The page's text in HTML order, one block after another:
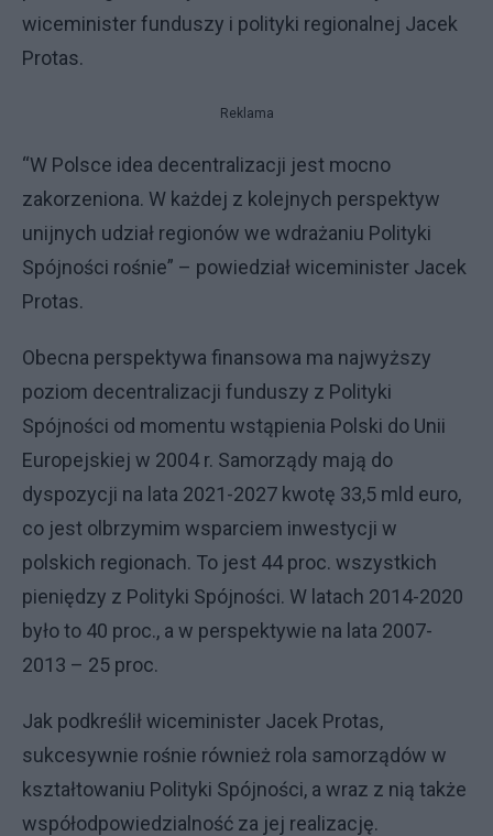
wiceminister funduszy i polityki regionalnej Jacek
Protas.
Reklama
“W Polsce idea decentralizacji jest mocno
zakorzeniona. W każdej z kolejnych perspektyw
unijnych udział regionów we wdrażaniu Polityki
Spójności rośnie” – powiedział wiceminister Jacek
Protas.
Obecna perspektywa finansowa ma najwyższy
poziom decentralizacji funduszy z Polityki
Spójności od momentu wstąpienia Polski do Unii
Europejskiej w 2004 r. Samorządy mają do
dyspozycji na lata 2021-2027 kwotę 33,5 mld euro,
co jest olbrzymim wsparciem inwestycji w
polskich regionach. To jest 44 proc. wszystkich
pieniędzy z Polityki Spójności. W latach 2014-2020
było to 40 proc., a w perspektywie na lata 2007-
2013 – 25 proc.
Jak podkreślił wiceminister Jacek Protas,
sukcesywnie rośnie również rola samorządów w
kształtowaniu Polityki Spójności, a wraz z nią także
współodpowiedzialność za jej realizację.